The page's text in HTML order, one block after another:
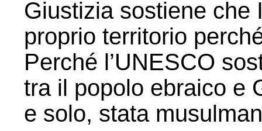
Giustizia sostiene che
proprio territorio
Perché l’UNESCO
tra il popolo ebraico e
e solo, stata